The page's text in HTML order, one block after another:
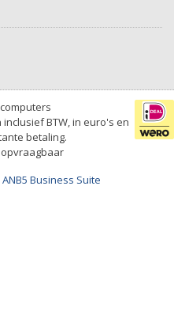
BTW, in euro's en
betaling.
opvraagbaar
ANB5 Business Suite